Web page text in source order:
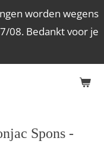
worden wegens
08. Bedankt voor je
Spons -